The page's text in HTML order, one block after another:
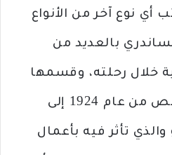
أي نوع آخر من الأنواع
بالعديد من
خلال رحلته، وقسمها
النقاد إلى الشعر الخالص من ‏عام 1924 إلى
والذي تأثر فيه بأعمال